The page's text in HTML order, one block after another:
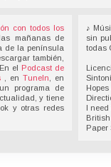
con todos los
mañanas de
de la península
también,
el Podcast de
, en TuneIn , en
programa de
y tiene
y otras redes
♪
sin
todas
I need
Paper